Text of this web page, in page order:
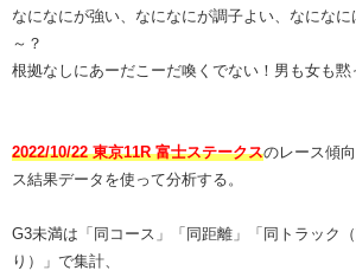
なになにが強い、なになにが調子よい、なにな
～？
根拠なしにあーだこーだ喚くでない！男も女も黙
2022/10/22 東京11R 富士ステークスのレース傾
ス結果データを使って分析する。
G3未満は「同コース」「同距離」「同トラック
り）」で集計、